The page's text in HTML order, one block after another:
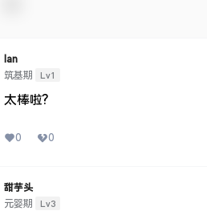
Ian
筑基期
Lv1
太棒啦?
0 0
甜芋头
元婴期
Lv3